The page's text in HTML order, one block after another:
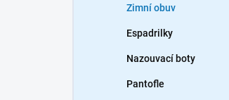
Zimní obuv
Espadrilky
Nazouvací boty
Pantofle